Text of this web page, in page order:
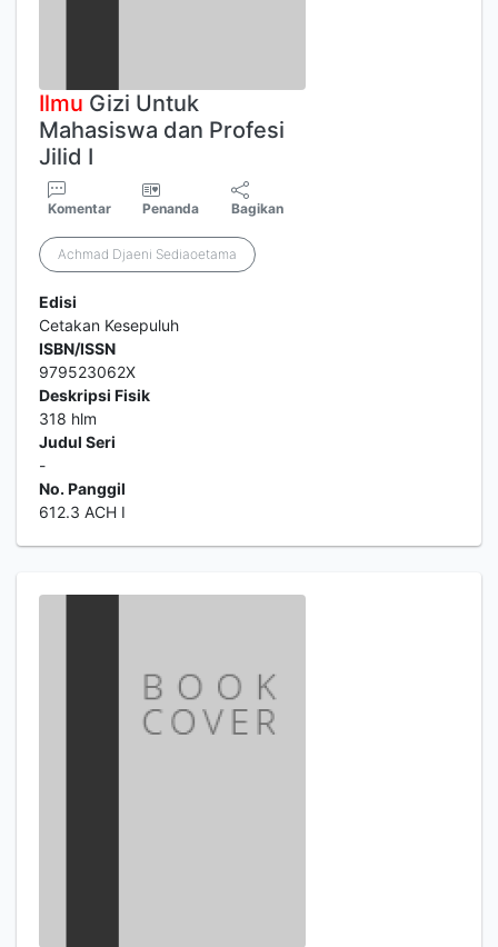
Ilmu Gizi Untuk
Mahasiswa dan Profesi
Jilid I
Komentar Penanda Bagikan
Achmad Djaeni Sediaoetama
Edisi
Cetakan Kesepuluh
ISBN/ISSN
979523062X
Deskripsi Fisik
318 hlm
Judul Seri
-
No. Panggil
612.3 ACH I